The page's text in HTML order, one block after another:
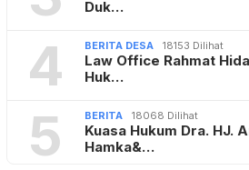
Duk…
4 BERITA DESA 18153 Dilihat
Law Office Rahmat
Huk…
5 BERITA 18068 Dilihat
Kuasa Hukum Dra. HJ.
Hamka&…